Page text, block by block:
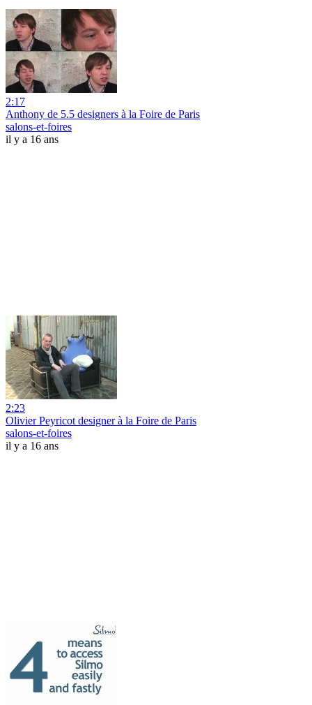
2:17
Anthony de 5.5 designers à la Foire de Paris
salons-et-foires
il y a 16 ans
2:23
Olivier Peyricot designer à la Foire de Paris
salons-et-foires
il y a 16 ans